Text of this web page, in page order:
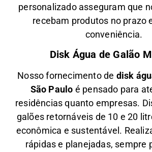
personalizado asseguram que
recebam produtos no prazo
conveniência.
Disk Água de Galão
Nosso fornecimento de disk
São Paulo é pensado para
residências quanto empresas.
galões retornáveis de 10 e 20
econômica e sustentável.
rápidas e planejadas, sempre